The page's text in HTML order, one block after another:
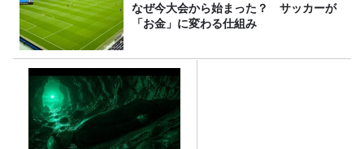
なぜ今大会から始まった？ サッカーが
「お金」に変わる仕組み